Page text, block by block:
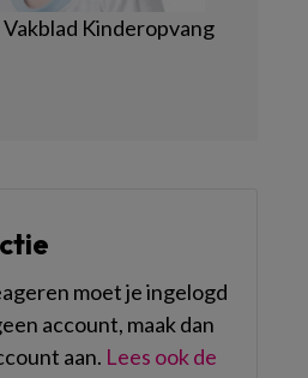
Kinderopvang
moet je ingelogd
account, maak dan
aan. Lees ook de